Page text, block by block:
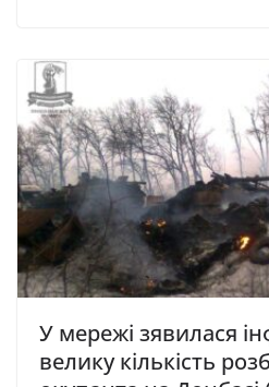
У мережі зявилася
велику кількість